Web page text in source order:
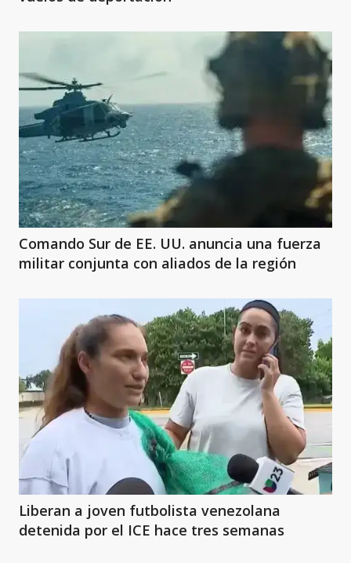
Comando Sur de EE. UU. anuncia una fuerza
militar conjunta con aliados de la región
Liberan a joven futbolista venezolana
detenida por el ICE hace tres semanas